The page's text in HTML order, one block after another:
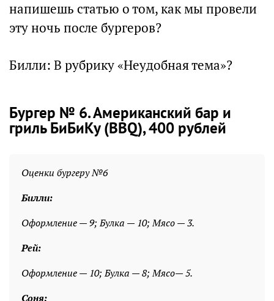
напишешь статью о том, как мы провели
эту ночь после бургеров?
Билли: В рубрику «Неудобная тема»?
Бургер № 6. Американский бар и
гриль БиБиКу (BBQ), 400 рублей
Оценки бургеру №6
Билли:
Оформление — 9; Булка — 10; Мясо — 3.
Рей:
Оформление — 10; Булка — 8; Мясо— 5.
Соня: